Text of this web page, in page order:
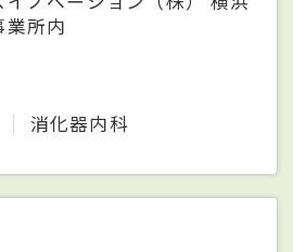
業所内
消化器内科